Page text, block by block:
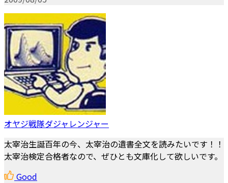
オヤジ戦隊ダジャレンジャー
太宰治生誕百年の今、太宰治の遺書全文を読みたいです！！
太宰治検定合格者なので、ぜひとも文庫化して欲しいです。
Good